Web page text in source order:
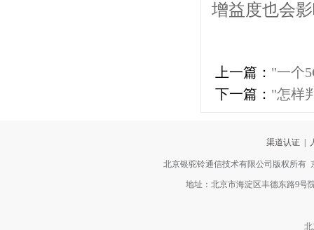
增益度也会
上一篇： "一个
下一篇： "怎样
渠道认证
北京银驼铃通信技术有限公司版权所有
地址：北京市海淀区丰德东路9号